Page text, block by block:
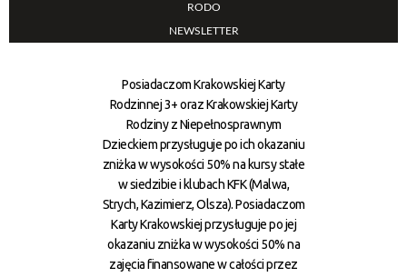
RODO
NEWSLETTER
Posiadaczom Krakowskiej Karty
Rodzinnej 3+ oraz Krakowskiej Karty
Rodziny z Niepełnosprawnym
Dzieckiem przysługuje po ich okazaniu
zniżka w wysokości 50% na kursy stałe
w siedzibie i klubach KFK (Malwa,
Strych, Kazimierz, Olsza). Posiadaczom
Karty Krakowskiej przysługuje po jej
okazaniu zniżka w wysokości 50% na
zajęcia finansowane w całości przez